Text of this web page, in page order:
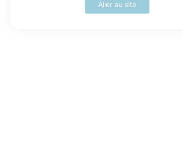
Aller au site